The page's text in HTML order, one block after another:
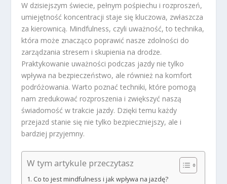
W dzisiejszym świecie, pełnym pośpiechu i rozproszeń,
umiejętność koncentracji staje się kluczowa, zwłaszcza
za kierownicą. Mindfulness, czyli uważność, to technika,
która może znacząco poprawić nasze zdolności do
zarządzania stresem i skupienia na drodze.
Praktykowanie uważności podczas jazdy nie tylko
wpływa na bezpieczeństwo, ale również na komfort
podróżowania. Warto poznać techniki, które pomogą
nam zredukować rozproszenia i zwiększyć naszą
świadomość w trakcie jazdy. Dzięki temu każdy
przejazd stanie się nie tylko bezpieczniejszy, ale i
bardziej przyjemny.
W tym artykule przeczytasz
Co to jest mindfulness i jak wpływa na jazdę?